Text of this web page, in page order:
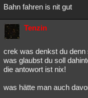
Bahn fahren is nit gut
Tenzin
crek was denkst du denn
was glaubst du soll
die antowort ist nix!
was hätte man auch